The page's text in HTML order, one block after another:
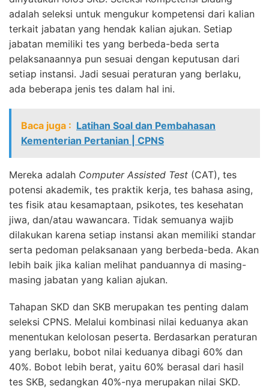
adalah seleksi untuk mengukur kompetensi dari kalian
terkait jabatan yang hendak kalian ajukan. Setiap
jabatan memiliki tes yang berbeda-beda serta
pelaksanaannya pun sesuai dengan keputusan dari
setiap instansi. Jadi sesuai peraturan yang berlaku,
ada beberapa jenis tes dalam hal ini.
Baca juga : Latihan Soal dan Pembahasan
Kementerian Pertanian | CPNS
Mereka adalah Computer Assisted Test (CAT), tes
potensi akademik, tes praktik kerja, tes bahasa asing,
tes fisik atau kesamaptaan, psikotes, tes kesehatan
jiwa, dan/atau wawancara. Tidak semuanya wajib
dilakukan karena setiap instansi akan memiliki standar
serta pedoman pelaksanaan yang berbeda-beda. Akan
lebih baik jika kalian melihat panduannya di masing-
masing jabatan yang kalian ajukan.
Tahapan SKD dan SKB merupakan tes penting dalam
seleksi CPNS. Melalui kombinasi nilai keduanya akan
menentukan kelolosan peserta. Berdasarkan peraturan
yang berlaku, bobot nilai keduanya dibagi 60% dan
40%. Bobot lebih berat, yaitu 60% berasal dari hasil
tes SKB, sedangkan 40%-nya merupakan nilai SKD.